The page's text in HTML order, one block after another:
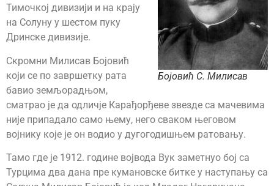
Бојовић С. Милисав
Тимочкој дивизији и на крају
на Солуну у шестом пуку
Дринске дивизије.
Скромни Милисав Бојовић
који се по завршетку рата
бавио земљорадњом,
сматрао је да одличје Карађорђеве звезде са мачевима
није припадало само њему, него сваком његовом
војнику које је он водио у дугогодишњем ратовању.
Тамо где је 1912. године војвода Вук заметнуо бој са
Турцима два дана пре кумановске битке у наступању са